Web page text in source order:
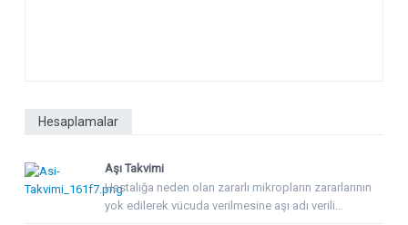
Hesaplamalar
Aşı Takvimi
Hastalığa neden olan zararlı mikropların zararlarının
yok edilerek vücuda verilmesine aşı adı verili...